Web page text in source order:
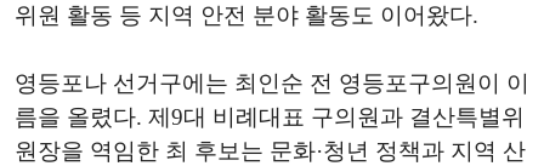
위원 활동 등 지역 안전 분야 활동도 이어왔다.
영등포나 선거구에는 최인순 전 영등포구의원이 이
름을 올렸다. 제9대 비례대표 구의원과 결산특별위
원장을 역임한 최 후보는 문화·청년 정책과 지역 산